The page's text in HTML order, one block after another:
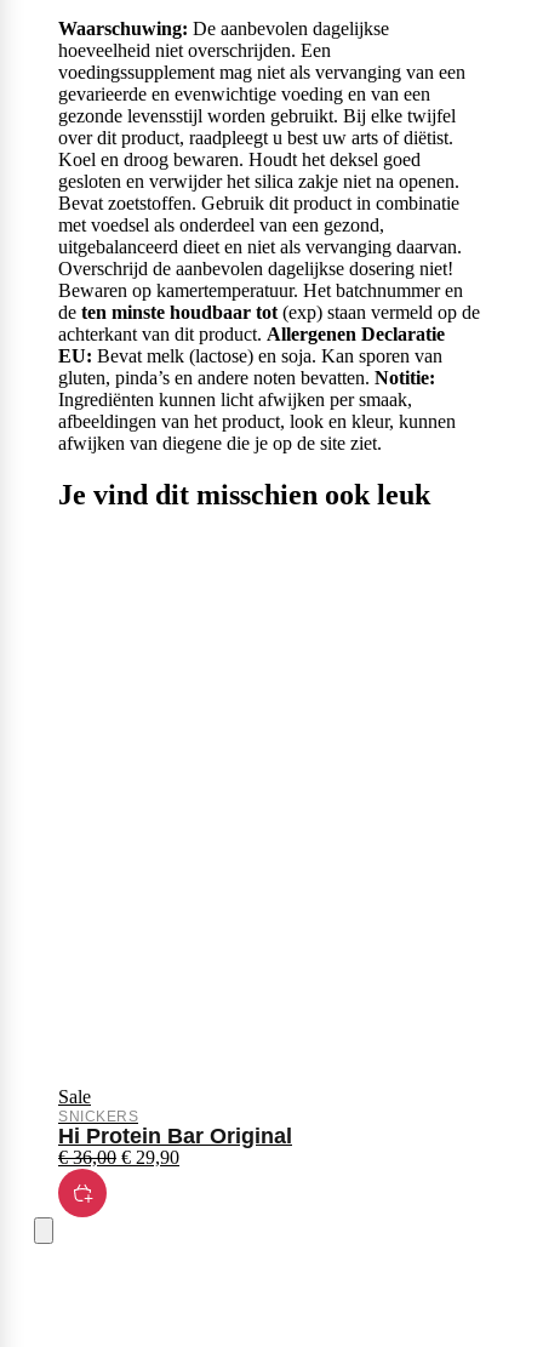
Waarschuwing: De aanbevolen dagelijkse
hoeveelheid niet overschrijden. Een
voedingssupplement mag niet als vervanging van een
gevarieerde en evenwichtige voeding en van een
gezonde levensstijl worden gebruikt. Bij elke twijfel
over dit product, raadpleegt u best uw arts of diëtist.
Koel en droog bewaren. Houdt het deksel goed
gesloten en verwijder het silica zakje niet na openen.
Bevat zoetstoffen. Gebruik dit product in combinatie
met voedsel als onderdeel van een gezond,
uitgebalanceerd dieet en niet als vervanging daarvan.
Overschrijd de aanbevolen dagelijkse dosering niet!
Bewaren op kamertemperatuur. Het batchnummer en
de ten minste houdbaar tot (exp) staan vermeld op de
achterkant van dit product. Allergenen Declaratie
EU: Bevat melk (lactose) en soja. Kan sporen van
gluten, pinda’s en andere noten bevatten. Notitie:
Ingrediënten kunnen licht afwijken per smaak,
afbeeldingen van het product, look en kleur, kunnen
afwijken van diegene die je op de site ziet.
Je vind dit misschien ook leuk
Sale
SNICKERS
Hi Protein Bar Original
€36,00 € 29,90